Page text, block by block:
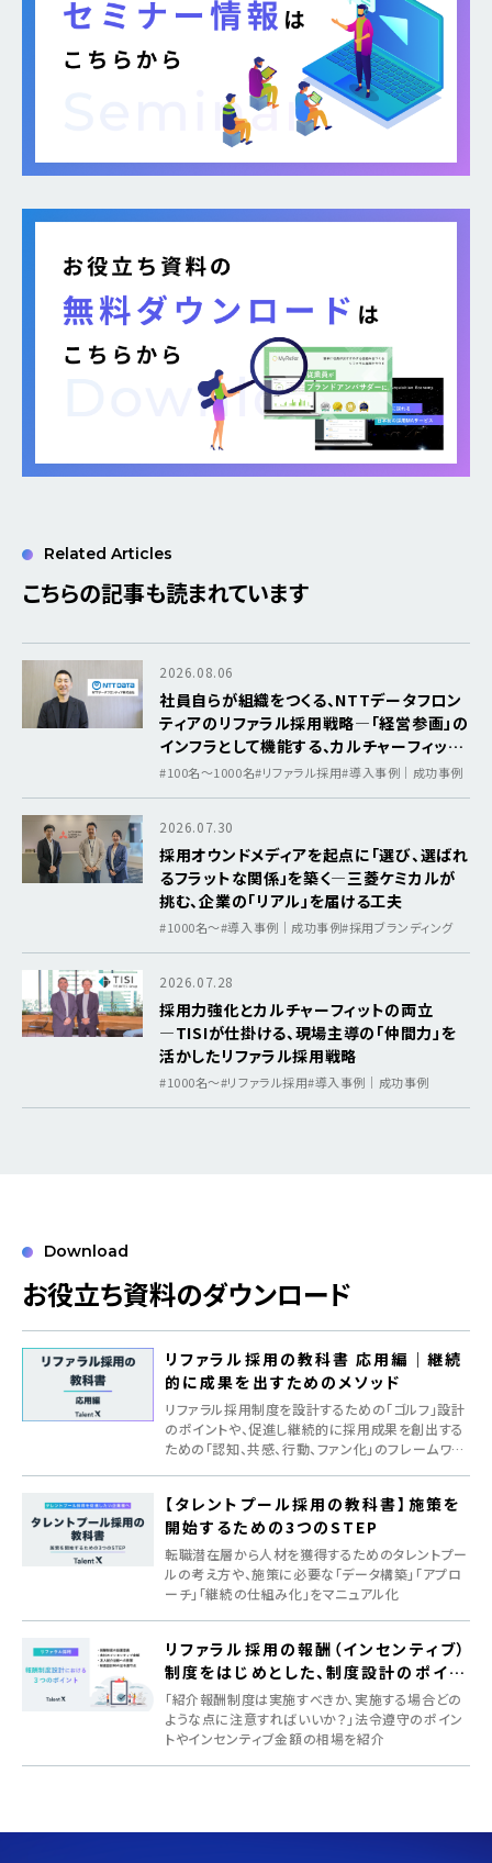
Related Articles
こちらの記事も読まれています
2026.08.06
社員自らが組織をつくる、NTTデータフロン
ティアのリファラル採用戦略―「経営参画」の
インフラとして機能する、カルチャーフィット
を軸にした採用基盤
#100名～1000名#リファラル採用#導入事例｜成功事例
2026.07.30
採用オウンドメディアを起点に「選び、選ばれ
るフラットな関係」を築く―三菱ケミカルが
挑む、企業の「リアル」を届ける工夫
#1000名〜#導入事例｜成功事例#採用ブランディング
2026.07.28
採用力強化とカルチャーフィットの両立
―TISIが仕掛ける、現場主導の「仲間力」を
活かしたリファラル採用戦略
#1000名〜#リファラル採用#導入事例｜成功事例
Download
お役立ち資料のダウンロード
リファラル採用の教科書 応用編｜継続
的に成果を出すためのメソッド
リファラル採用制度を設計するための「ゴルフ」設計
のポイントや、促進し継続的に採用成果を創出する
ための「認知、共感、行動、ファン化」のフレームワー
【タレントプール採用の教科書】施策を
開始するための3つのSTEP
転職潜在層から人材を獲得するためのタレントプー
ルの考え方や、施策に必要な「データ構築」「アプロ
ーチ」「継続の仕組み化」をマニュアル化
リファラル採用の報酬（インセンティブ）
制度をはじめとした、制度設計のポイン
ト
「紹介報酬制度は実施すべきか、実施する場合どの
ような点に注意すればいいか？」法令遵守のポイン
トやインセンティブ金額の相場を紹介